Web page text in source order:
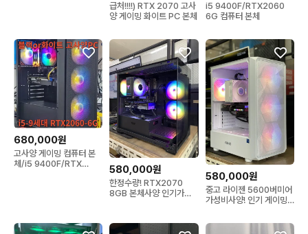
급처!!!!) RTX 2070 고사
양 게이밍 화이트 PC 본체
i5 9400F/RTX2060
6G 컴퓨터 본체
680,000원
고사양 게이밍 컴퓨터 본
체/i5 9400F/RTX
580,000원
한정수량! RTX2070
8GB 본체사양 인기가성
580,000원
중고 라이젠 5600버미어
가성비사양! 인기 게이밍